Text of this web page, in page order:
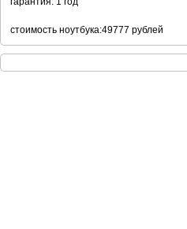
стоимость ноутбука:49777 рублей